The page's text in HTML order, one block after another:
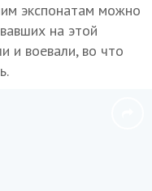
экспонатам можно
на этой
и воевали, во что